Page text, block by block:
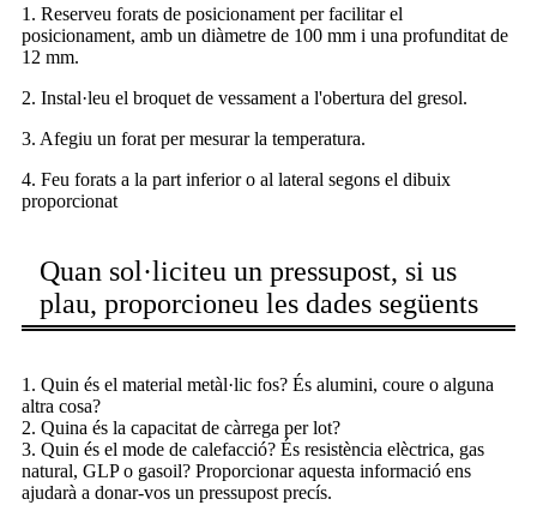
1. Reserveu forats de posicionament per facilitar el
posicionament, amb un diàmetre de 100 mm i una profunditat de
12 mm.
2. Instal·leu el broquet de vessament a l'obertura del gresol.
3. Afegiu un forat per mesurar la temperatura.
4. Feu forats a la part inferior o al lateral segons el dibuix
proporcionat
Quan sol·liciteu un pressupost, si us
plau, proporcioneu les dades següents
1. Quin és el material metàl·lic fos? És alumini, coure o alguna
altra cosa?
2. Quina és la capacitat de càrrega per lot?
3. Quin és el mode de calefacció? És resistència elèctrica, gas
natural, GLP o gasoil? Proporcionar aquesta informació ens
ajudarà a donar-vos un pressupost precís.